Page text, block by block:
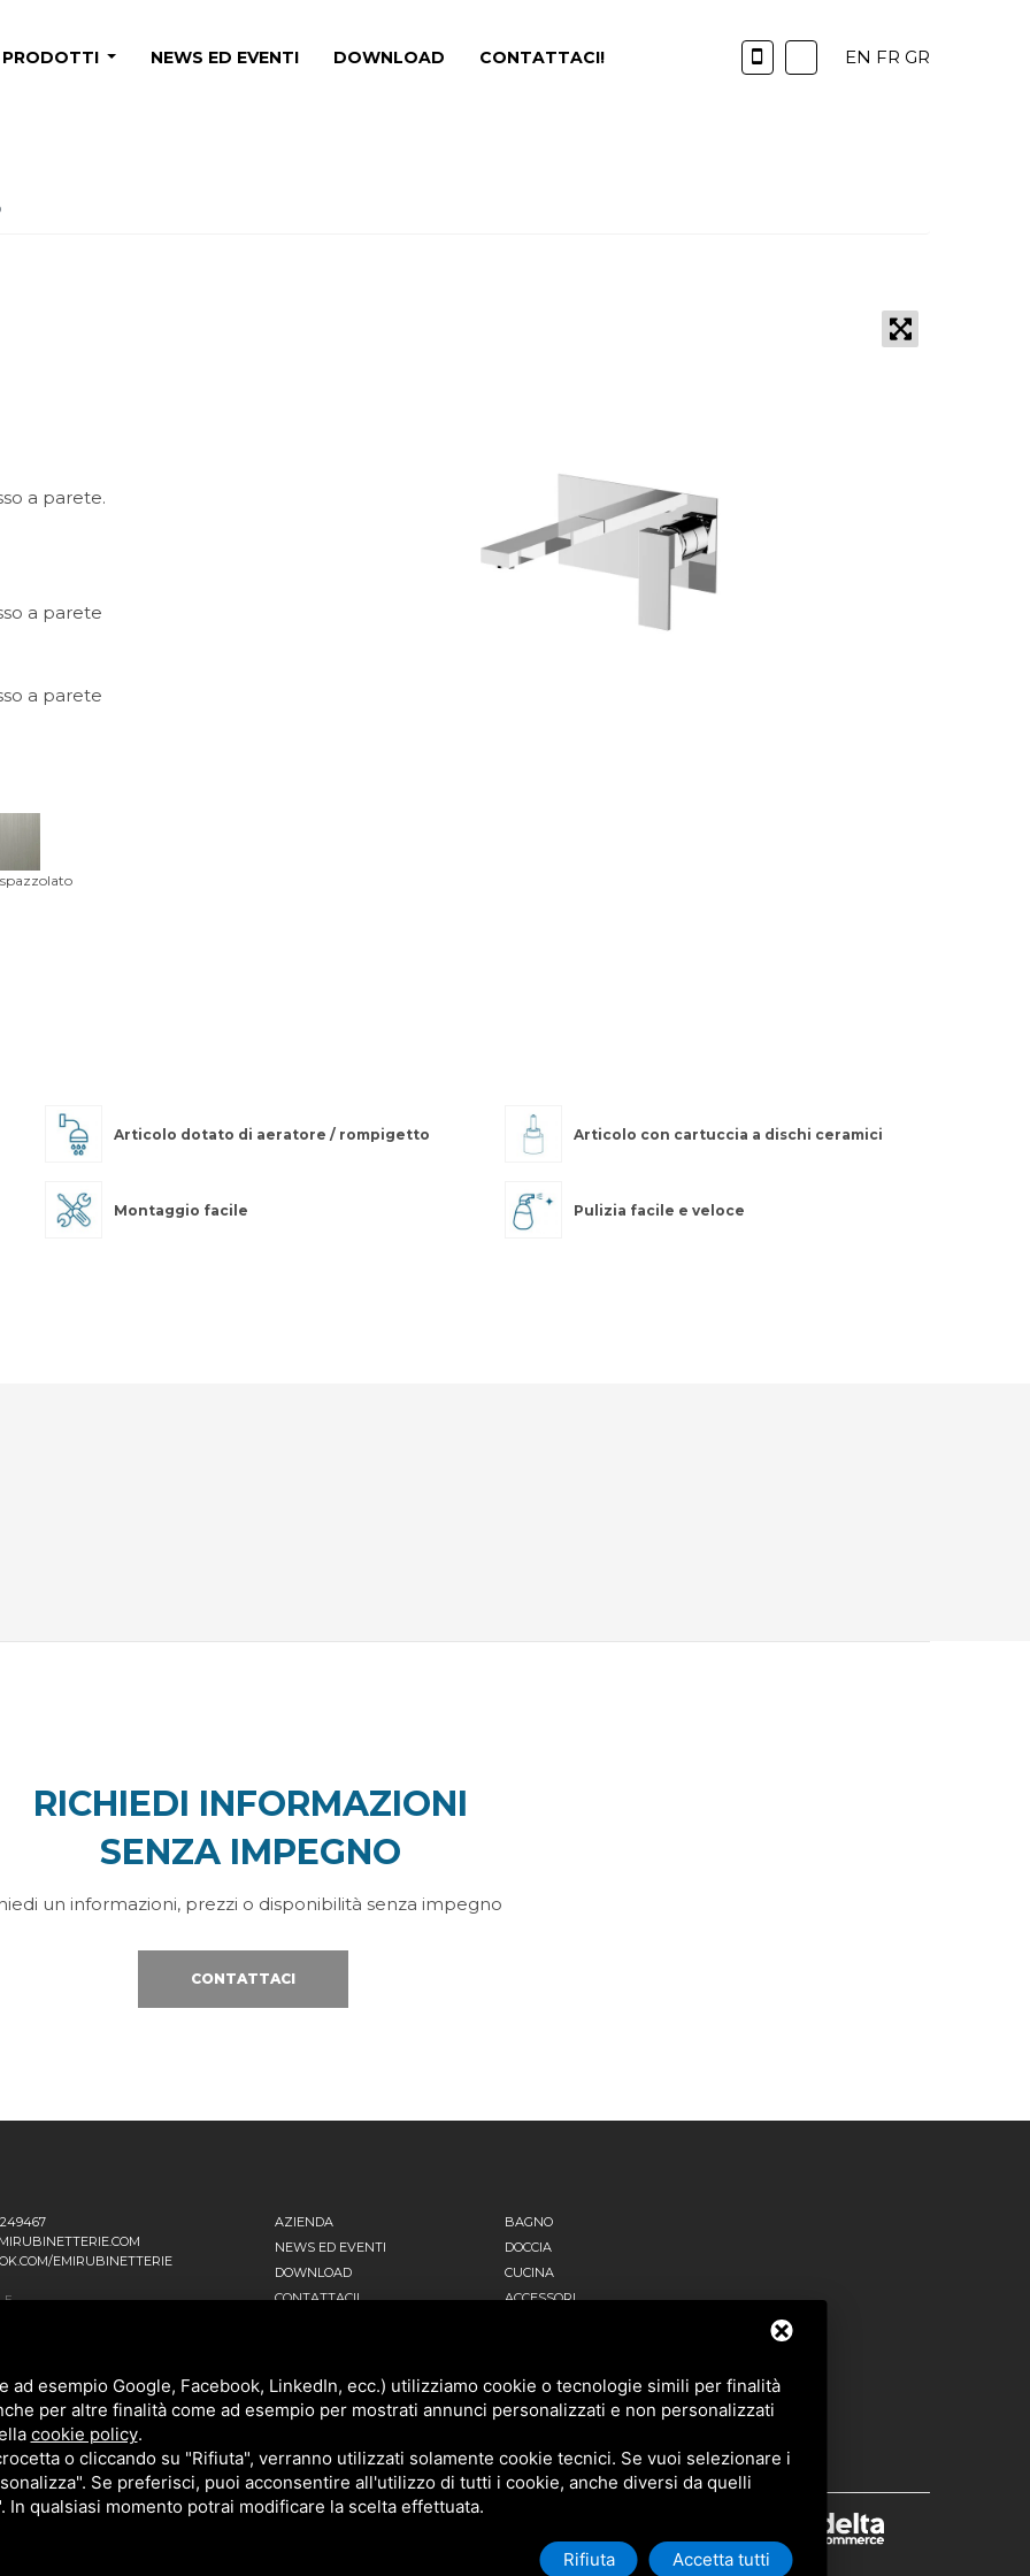
PRODOTTI NEWS ED EVENTI DOWNLOAD CONTATTACI! EN FR GR
a parete.
a parete
a parete
Articolo dotato di aeratore / rompigetto Articolo con cartuccia a dischi ceramici
Montaggio facile Pulizia facile e veloce
RICHIEDI INFORMAZIONI
SENZA IMPEGNO
un informazioni, prezzi o disponibilità senza impegno
CONTATTACI
EMIRUBINETTERIE
FALCONE, 4
DI BRIANZA MB - ITALIA
AZIENDA
NEWS ED EVENTI
DOWNLOAD
CONTATTACI!
BAGNO
DOCCIA
CUCINA
ACCESSORI
ad esempio Google, Facebook, LinkedIn, ecc.) utilizziamo cookie o tecnologie simili per finalità
per altre finalità come ad esempio per mostrati annunci personalizzati e non personalizzati
cookie policy.
o cliccando su "Rifiuta", verranno utilizzati solamente cookie tecnici. Se vuoi selezionare i
Se preferisci, puoi acconsentire all'utilizzo di tutti i cookie, anche diversi da quelli
qualsiasi momento potrai modificare la scelta effettuata.
Rifiuta Accetta tutti